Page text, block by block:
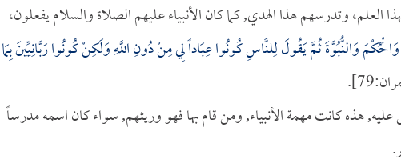
وتدرسهم هذا الهدي, كما كان الأنبياء عليهم الصلاة والسلام يفعلون،
وَالنُّبُوَّةَ ثُمَّ يَقُولَ لِلنَّاسِ كُونُوا عِبَاداً لِي مِنْ دُونِ اللَّهِ وَلَكِنْ كُونُوا رَبَّانِيِّينَ بِمَا
هذه كانت مهمة الأنبياء, ومن قام بها فهو وريثهم, سواء كان اسمه مدرساً